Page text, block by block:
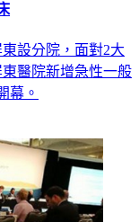
設分院，面對2大
醫院新增急性一般
幕。